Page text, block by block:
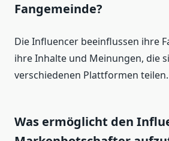
Fangemeinde?
Die Influencer beeinflussen ihre
ihre Inhalte und Meinungen, die
verschiedenen Plattformen teilen.
Was ermöglicht den